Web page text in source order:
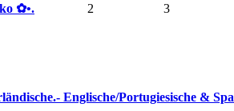
✿ •. 2 3
Englische/Portugiesische &